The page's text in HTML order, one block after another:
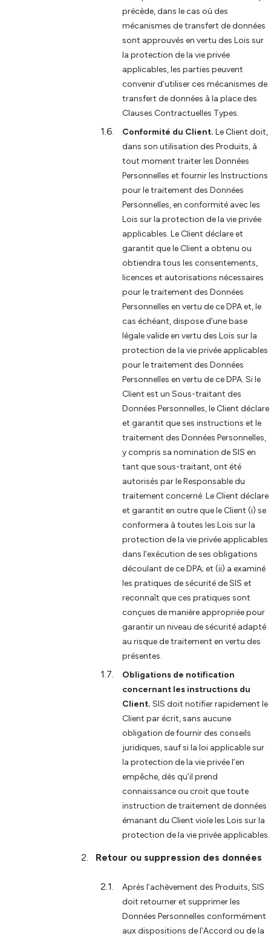
précède, dans le cas où des
mécanismes de transfert de données
sont approuvés en vertu des Lois sur
la protection de la vie privée
applicables, les parties peuvent
convenir d’utiliser ces mécanismes de
transfert de données à la place des
Clauses Contractuelles Types.
Conformité du Client. Le Client doit,
dans son utilisation des Produits, à
tout moment traiter les Données
Personnelles et fournir les Instructions
pour le traitement des Données
Personnelles, en conformité avec les
Lois sur la protection de la vie privée
applicables. Le Client déclare et
garantit que le Client a obtenu ou
obtiendra tous les consentements,
licences et autorisations nécessaires
pour le traitement des Données
Personnelles en vertu de ce DPA et, le
cas échéant, dispose d’une base
légale valide en vertu des Lois sur la
protection de la vie privée applicables
pour le traitement des Données
Personnelles en vertu de ce DPA. Si le
Client est un Sous-traitant des
Données Personnelles, le Client déclare
et garantit que ses instructions et le
traitement des Données Personnelles,
y compris sa nomination de SIS en
tant que sous-traitant, ont été
autorisés par le Responsable du
traitement concerné. Le Client déclare
et garantit en outre que le Client (i) se
conformera à toutes les Lois sur la
protection de la vie privée applicables
dans l’exécution de ses obligations
découlant de ce DPA; et (ii) a examiné
les pratiques de sécurité de SIS et
reconnaît que ces pratiques sont
conçues de manière appropriée pour
garantir un niveau de sécurité adapté
au risque de traitement en vertu des
présentes.
Obligations de notification
concernant les instructions du
Client. SIS doit notifier rapidement le
Client par écrit, sans aucune
obligation de fournir des conseils
juridiques, sauf si la loi applicable sur
la protection de la vie privée l’en
empêche, dès qu’il prend
connaissance ou croit que toute
instruction de traitement de données
émanant du Client viole les Lois sur la
protection de la vie privée applicables.
Retour ou suppression des données
Après l’achèvement des Produits, SIS
doit retourner et supprimer les
Données Personnelles conformément
aux dispositions de l’Accord ou de la